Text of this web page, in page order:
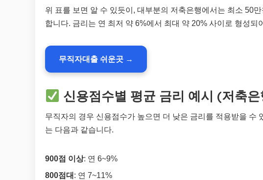
위 표를 보면 알 수 있듯이, 대부분의 저축은행에서는 최소 50
합니다. 금리는 연 최저 약 6%에서 최대 약 20% 사이로 형성
무직자대출 쉬운곳 →
신용점수별 평균 금리 예시 (저축
무직자의 경우 신용점수가 높으면 더 낮은 금리를 적용받을 수
는 다음과 같습니다.
900점 이상: 연 6~9%
800점대 : 연 7~11%